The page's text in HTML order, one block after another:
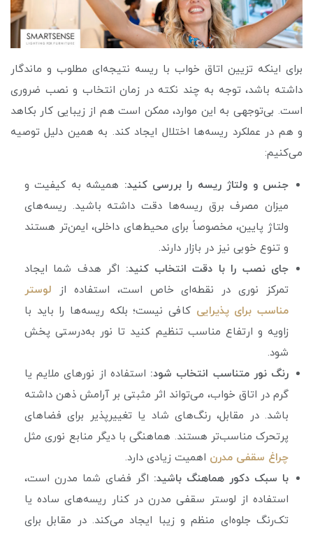
برای اینکه تزیین اتاق خواب با ریسه نتیجه‌ای مطلوب و ماندگار
داشته باشد، توجه به چند نکته در زمان انتخاب و نصب ضروری
است. بی‌توجهی به این موارد، ممکن است هم از زیبایی کار بکاهد
و هم در عملکرد ریسه‌ها اختلال ایجاد کند. به همین دلیل توصیه
می‌کنیم:
جنس و ولتاژ ریسه را بررسی کنید: همیشه به کیفیت و
میزان مصرف برق ریسه‌ها دقت داشته باشید. ریسه‌های
ولتاژ پایین، مخصوصاً برای محیط‌های داخلی، ایمن‌تر هستند
و تنوع خوبی نیز در بازار دارند.
جای نصب را با دقت انتخاب کنید: اگر هدف شما ایجاد
تمرکز نوری در نقطه‌ای خاص است، استفاده از لوستر
مناسب برای پذیرایی کافی نیست؛ بلکه ریسه‌ها را باید با
زاویه‌ و ارتفاع مناسب تنظیم کنید تا نور به‌درستی پخش
شود.
رنگ نور متناسب انتخاب شود: استفاده از نورهای ملایم یا
گرم در اتاق خواب، می‌تواند اثر مثبتی بر آرامش ذهن داشته
باشد. در مقابل، رنگ‌های شاد یا تغییرپذیر برای فضاهای
پرتحرک مناسب‌تر هستند. هماهنگی با دیگر منابع نوری مثل
چراغ سقفی مدرن اهمیت زیادی دارد.
با سبک دکور هماهنگ باشید: اگر فضای شما مدرن است،
استفاده از لوستر سقفی مدرن در کنار ریسه‌های ساده یا
تک‌رنگ جلوه‌ای منظم و زیبا ایجاد می‌کند. در مقابل برای